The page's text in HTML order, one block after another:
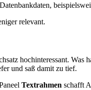
relevant.
hochinteressant.
und saß damit zu tief.
Textrahmen schafft